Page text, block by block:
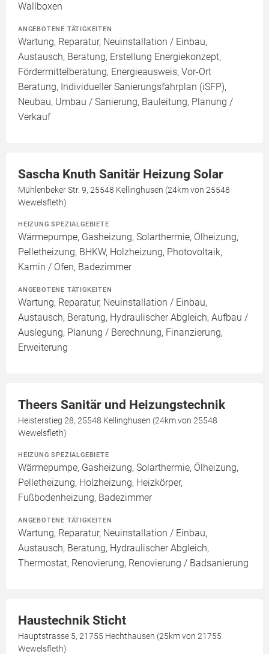
Wallboxen
ANGEBOTENE TÄTIGKEITEN
Wartung, Reparatur, Neuinstallation / Einbau,
Austausch, Beratung, Erstellung Energiekonzept,
Fördermittelberatung, Energieausweis, Vor-Ort
Beratung, Individueller Sanierungsfahrplan (iSFP),
Neubau, Umbau / Sanierung, Bauleitung, Planung /
Verkauf
Sascha Knuth Sanitär Heizung Solar
Mühlenbeker Str. 9, 25548 Kellinghusen (24km von 25548
Wewelsfleth)
HEIZUNG SPEZIALGEBIETE
Wärmepumpe, Gasheizung, Solarthermie, Ölheizung,
Pelletheizung, BHKW, Holzheizung, Photovoltaik,
Kamin / Ofen, Badezimmer
ANGEBOTENE TÄTIGKEITEN
Wartung, Reparatur, Neuinstallation / Einbau,
Austausch, Beratung, Hydraulischer Abgleich, Aufbau /
Auslegung, Planung / Berechnung, Finanzierung,
Erweiterung
Theers Sanitär und Heizungstechnik
Heisterstieg 28, 25548 Kellinghusen (24km von 25548
Wewelsfleth)
HEIZUNG SPEZIALGEBIETE
Wärmepumpe, Gasheizung, Solarthermie, Ölheizung,
Pelletheizung, Holzheizung, Heizkörper,
Fußbodenheizung, Badezimmer
ANGEBOTENE TÄTIGKEITEN
Wartung, Reparatur, Neuinstallation / Einbau,
Austausch, Beratung, Hydraulischer Abgleich,
Thermostat, Renovierung, Renovierung / Badsanierung
Haustechnik Sticht
Hauptstrasse 5, 21755 Hechthausen (25km von 21755
Wewelsfleth)